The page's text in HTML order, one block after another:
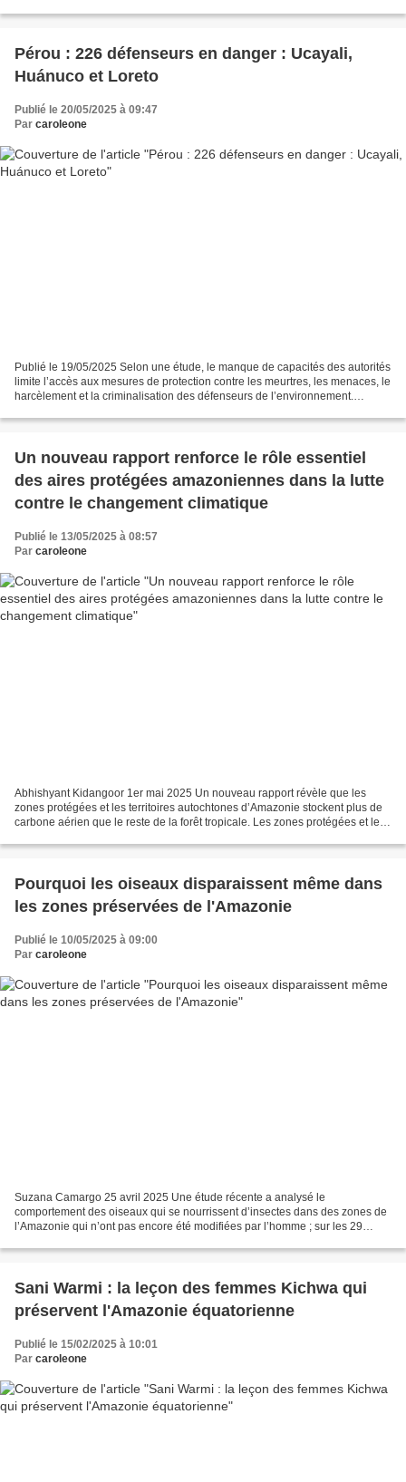
Pérou : 226 défenseurs en danger : Ucayali,
Huánuco et Loreto
Publié le 20/05/2025 à 09:47
Par caroleone
Publié le 19/05/2025 Selon une étude, le manque de capacités des autorités
limite l’accès aux mesures de protection contre les meurtres, les menaces, le
harcèlement et la criminalisation des défenseurs de l’environnement.
Un nouveau rapport renforce le rôle essentiel
des aires protégées amazoniennes dans la lutte
contre le changement climatique
Publié le 13/05/2025 à 08:57
Par caroleone
Abhishyant Kidangoor 1er mai 2025 Un nouveau rapport révèle que les
zones protégées et les territoires autochtones d’Amazonie stockent plus de
carbone aérien que le reste de la forêt tropicale. Les zones protégées et les
Pourquoi les oiseaux disparaissent même dans
les zones préservées de l'Amazonie
Publié le 10/05/2025 à 09:00
Par caroleone
Suzana Camargo 25 avril 2025 Une étude récente a analysé le
comportement des oiseaux qui se nourrissent d’insectes dans des zones de
l’Amazonie qui n’ont pas encore été modifiées par l’homme ; sur les 29
Sani Warmi : la leçon des femmes Kichwa qui
préservent l'Amazonie équatorienne
Publié le 15/02/2025 à 10:01
Par caroleone